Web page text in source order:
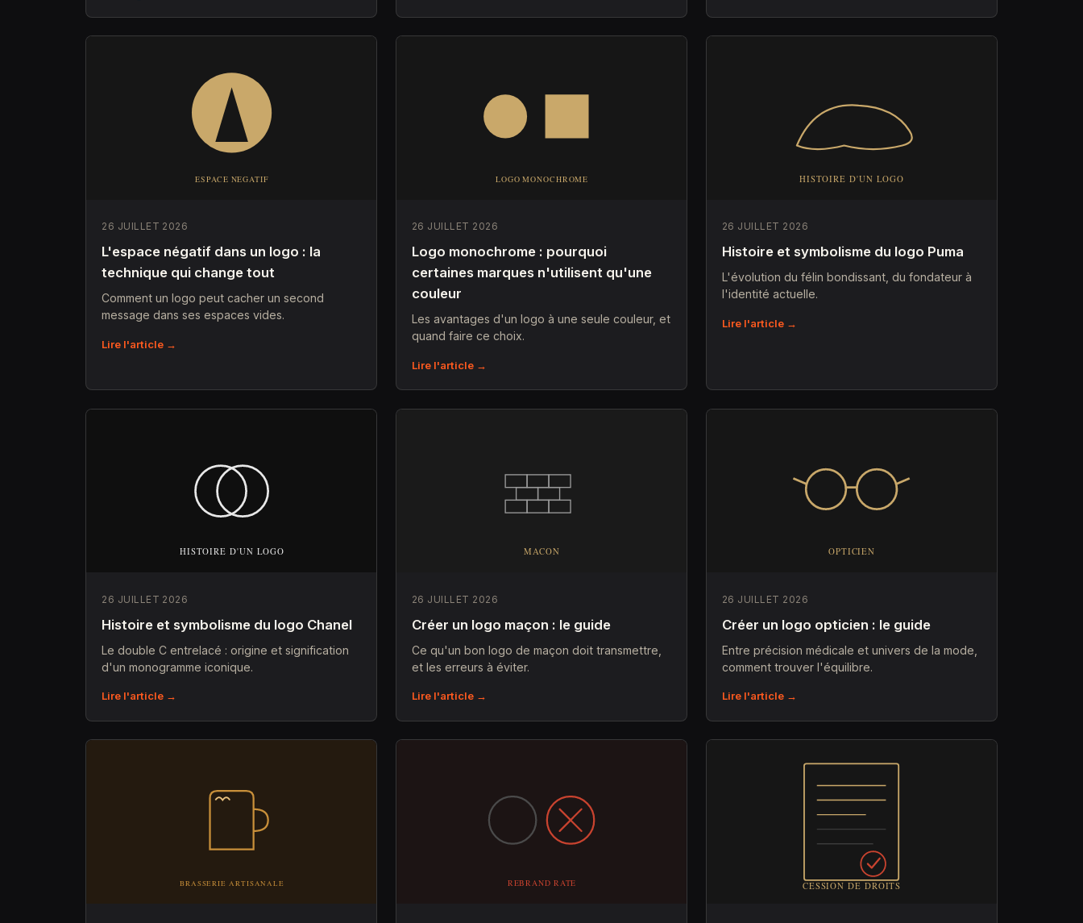
26 JUILLET 2026
L'espace négatif dans un logo : la
technique qui change tout
Comment un logo peut cacher un second
message dans ses espaces vides.
Lire l'article →
26 JUILLET 2026
Logo monochrome : pourquoi
certaines marques n'utilisent qu'une
couleur
Les avantages d'un logo à une seule couleur, et
quand faire ce choix.
Lire l'article →
26 JUILLET 2026
Histoire et symbolisme du logo Puma
L'évolution du félin bondissant, du fondateur à
l'identité actuelle.
Lire l'article →
26 JUILLET 2026
Histoire et symbolisme du logo Chanel
Le double C entrelacé : origine et signification
d'un monogramme iconique.
Lire l'article →
26 JUILLET 2026
Créer un logo maçon : le guide
Ce qu'un bon logo de maçon doit transmettre,
et les erreurs à éviter.
Lire l'article →
26 JUILLET 2026
Créer un logo opticien : le guide
Entre précision médicale et univers de la mode,
comment trouver l'équilibre.
Lire l'article →